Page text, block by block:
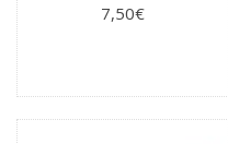
7,50€